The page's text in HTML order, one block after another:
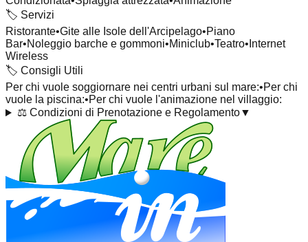
🏷️ Servizi
Ristorante•Gite alle Isole dell'Arcipelago•Piano
Bar•Noleggio barche e gommoni•Miniclub•Teatro• Internet
Wireless
🏷️ Consigli Utili
Per chi vuole soggiornare nei centri urbani sul mare:•Per chi
vuole la piscina:•Per chi vuole l'animazione nel villaggio:
⚖️ Condizioni di Prenotazione e Regolamento▼